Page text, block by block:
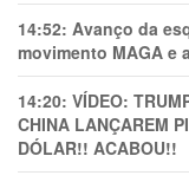
14:52: Avanço da
movimento MAGA e
14:20: VÍDEO:
CHINA LANÇAREM
DÓLAR!! ACABOU!!